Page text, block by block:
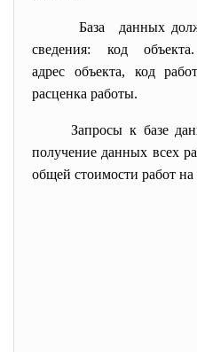
База данных
сведения: код
адрес объекта, код
расценка работы.
Запросы к базе
получение данных всех
общей стоимости работ на